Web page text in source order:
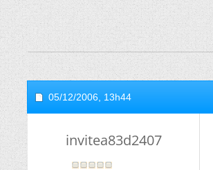
05/12/2006, 13h44
invitea83d2407